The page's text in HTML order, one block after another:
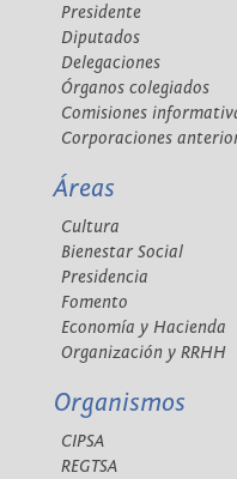
Presidente
Diputados
Delegaciones
Órganos colegiados
Comisiones
Corporaciones
Áreas
Cultura
Bienestar Social
Presidencia
Fomento
Economía y Hacienda
Organización y RRHH
Organismos
CIPSA
REGTSA